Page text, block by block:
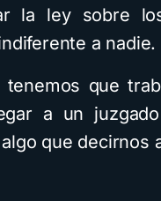
la ley sobre
a nadie.
que
a un
que decirnos